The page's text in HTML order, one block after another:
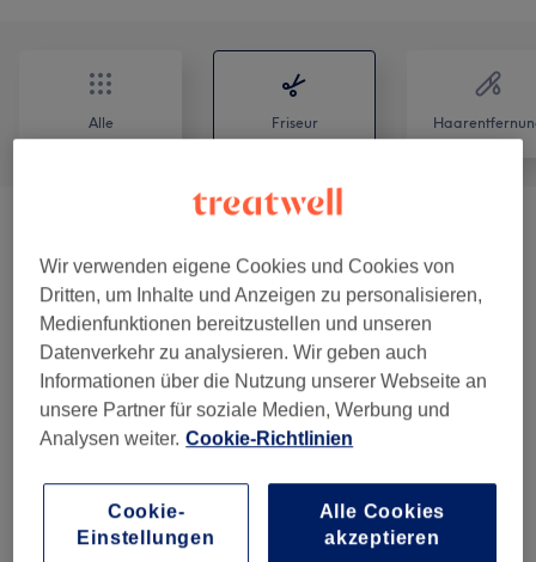
Alle Friseur
Haarkuren & -pflege (2) ab 50 €
Bartpflege (2)
Haarschnitte (5) ab 30 €
Colorationen & Haarfarbe
Wir verwenden eigene Cookies und Cookies von
Dritten, um Inhalte und Anzeigen zu personalisieren,
Medienfunktionen bereitzustellen und unseren
Datenverkehr zu analysieren. Wir geben auch
Informationen über die Nutzung unserer Webseite an
unsere Partner für soziale Medien, Werbung und
Analysen weiter. Cookie-Richtlinien
Cookie-
Einstellungen
Alle Cookies
akzeptieren